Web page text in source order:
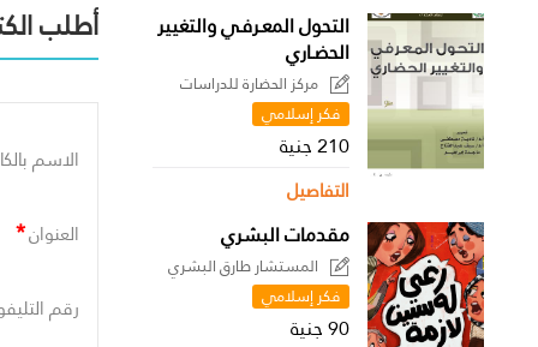
التحول المعـرفـي والتغيير
الحضـاري
مركز الحضارة للدراسات
السياسية
فكر إسلامي
210 جنية
التفاصيل
مقدمات البشري
المستشار طارق البشري
فكر إسلامي
90 جنية
أطلب
الاسم
العنوان*
رقم